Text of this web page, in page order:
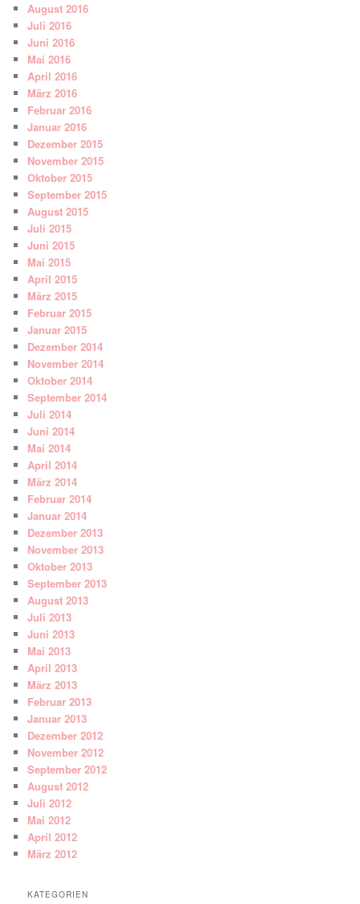
August 2016
Juli 2016
Juni 2016
Mai 2016
April 2016
März 2016
Februar 2016
Januar 2016
Dezember 2015
November 2015
Oktober 2015
September 2015
August 2015
Juli 2015
Juni 2015
Mai 2015
April 2015
März 2015
Februar 2015
Januar 2015
Dezember 2014
November 2014
Oktober 2014
September 2014
Juli 2014
Juni 2014
Mai 2014
April 2014
März 2014
Februar 2014
Januar 2014
Dezember 2013
November 2013
Oktober 2013
September 2013
August 2013
Juli 2013
Juni 2013
Mai 2013
April 2013
März 2013
Februar 2013
Januar 2013
Dezember 2012
November 2012
September 2012
August 2012
Juli 2012
Mai 2012
April 2012
März 2012
KATEGORIEN